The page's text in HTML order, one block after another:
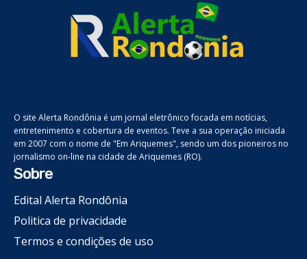
O site Alerta Rondônia é um jornal eletrônico focada em notícias,
entretenimento e cobertura de eventos. Teve a sua operação iniciada
em 2007 com o nome de "Em Ariquemes", sendo um dos pioneiros no
jornalismo on-line na cidade de Ariquemes (RO).
Sobre
Edital Alerta Rondônia
Politica de privacidade
Termos e condições de uso